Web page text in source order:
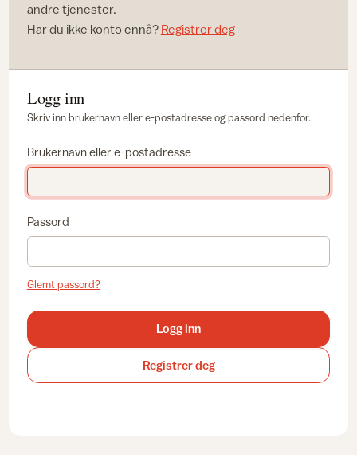
andre tjenester.
Har du ikke konto ennå? Registrer deg
Logg inn
Skriv inn brukernavn eller e-postadresse og passord nedenfor.
Brukernavn eller e-postadresse
Passord
Glemt passord?
Logg inn
Registrer deg